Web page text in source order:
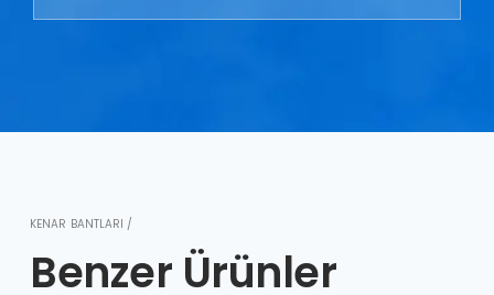
KENAR BANTLARI /
Benzer Ürünler